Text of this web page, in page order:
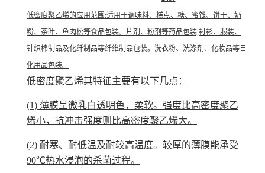
低密度聚乙烯的应用范围:适用于调味料、糕点、糖、蜜饯、饼干、奶
粉、茶叶、鱼肉松等食品包装。片剂、粉剂等药品包装,衬衫、服装、
针织棉制品及化纤制品等纤维制品包装。洗衣粉、洗涤剂、化妆品等日
化用品包装。
低密度聚乙烯其特征主要有以下几点：
(1) 薄膜呈微乳白透明色，柔软。强度比高密度聚乙
烯小，抗冲击强度则比高密度聚乙烯大。
(2) 耐寒、耐低温及耐较高温度。较厚的薄膜能承受
90℃热水浸泡的杀菌过程。